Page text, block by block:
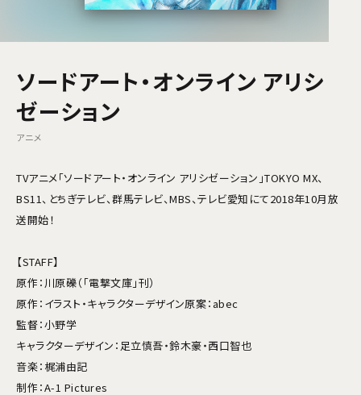
ソードアート・オンライン アリシ
ゼーション
アニメ
TVアニメ「ソードアート・オンライン アリシゼーション」TOKYO MX、
BS11、とちぎテレビ、群馬テレビ、MBS、テレビ愛知にて2018年10月放
送開始！
【STAFF】
原作：川原礫（「電撃文庫」刊）
原作：イラスト・キャラクターデザイン原案：abec
監督：小野学
キャラクターデザイン：足立慎吾・鈴木豪・西口智也
音楽：梶浦由記
制作：A-1 Pictures